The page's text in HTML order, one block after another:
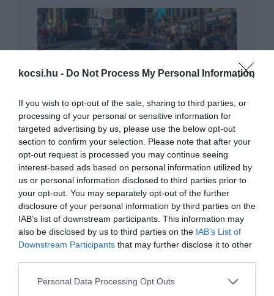
kocsi.hu - Do Not Process My Personal Information
If you wish to opt-out of the sale, sharing to third parties, or
processing of your personal or sensitive information for
targeted advertising by us, please use the below opt-out
section to confirm your selection. Please note that after your
opt-out request is processed you may continue seeing
interest-based ads based on personal information utilized by
us or personal information disclosed to third parties prior to
your opt-out. You may separately opt-out of the further
disclosure of your personal information by third parties on the
IAB’s list of downstream participants. This information may
also be disclosed by us to third parties on the IAB’s List of
Downstream Participants that may further disclose it to other
Please note that this website/app uses one or more Google
Personal Data Processing Opt Outs
Bemutatkozott a Porsche Taycan
Négy nagyméretű kijelzőt is kap a
Porsche Taycan